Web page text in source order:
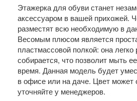
Этажерка для обуви станет
аксессуаром в вашей прихожей.
разместят всю необходимую в
Весомым плюсом является
пластмассовой полкой: она легко
собирается, что позволит мыть
время. Данная модель будет
в офисе или на даче. Цвет может
уточняйте у менеджеров.